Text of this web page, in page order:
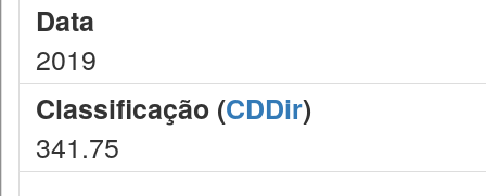
Data
2019
Classificação (CDDir)
341.75